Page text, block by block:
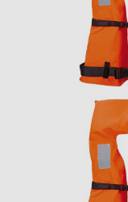
Bildergalerie
Bildergalerie